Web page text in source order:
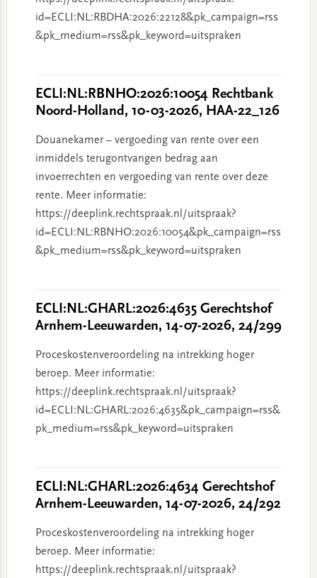
id=ECLI:NL:RBDHA:2026:22128&pk_campaign=rss
&pk_medium=rss&pk_keyword=uitspraken
ECLI:NL:RBNHO:2026:10054 Rechtbank
Noord-Holland, 10-03-2026, HAA-22_126
Douanekamer – vergoeding van rente over een
inmiddels terugontvangen bedrag aan
invoerrechten en vergoeding van rente over deze
rente. Meer informatie:
https://deeplink.rechtspraak.nl/uitspraak?
id=ECLI:NL:RBNHO:2026:10054&pk_campaign=rss
&pk_medium=rss&pk_keyword=uitspraken
ECLI:NL:GHARL:2026:4635 Gerechtshof
Arnhem-Leeuwarden, 14-07-2026, 24/299
Proceskostenveroordeling na intrekking hoger
beroep. Meer informatie:
https://deeplink.rechtspraak.nl/uitspraak?
id=ECLI:NL:GHARL:2026:4635&pk_campaign=rss&
pk_medium=rss&pk_keyword=uitspraken
ECLI:NL:GHARL:2026:4634 Gerechtshof
Arnhem-Leeuwarden, 14-07-2026, 24/292
Proceskostenveroordeling na intrekking hoger
beroep. Meer informatie:
https://deeplink.rechtspraak.nl/uitspraak?